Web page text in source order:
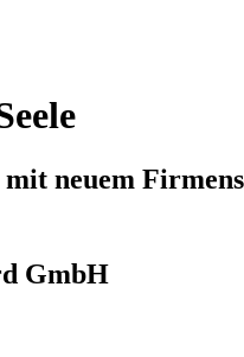
mit neuem
GmbH